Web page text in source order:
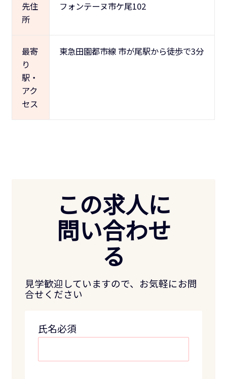
先住
所
フォンテーヌ市ケ尾102
最寄
り
駅・
アク
セス
東急田園都市線 市が尾駅から徒歩で3分
この求人に
問い合わせ
る
見学歓迎していますので、お気軽にお問
合せください
氏名必須